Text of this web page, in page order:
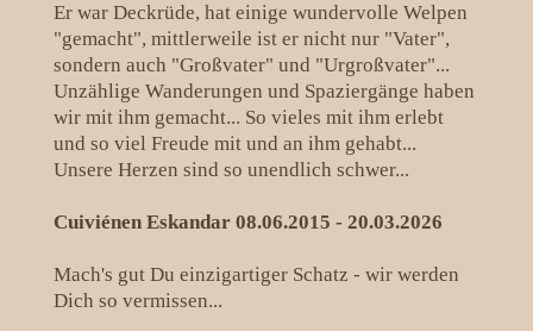
Er war Deckrüde, hat einige wundervolle Welpen
"gemacht", mittlerweile ist er nicht nur "Vater",
sondern auch "Großvater" und "Urgroßvater"...
Unzählige Wanderungen und Spaziergänge haben
wir mit ihm gemacht... So vieles mit ihm erlebt
und so viel Freude mit und an ihm gehabt...
Unsere Herzen sind so unendlich schwer...
Cuiviénen Eskandar 08.06.2015 - 20.03.2026
Mach's gut Du einzigartiger Schatz - wir werden
Dich so vermissen...